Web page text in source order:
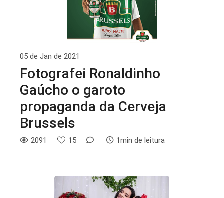
05 de Jan de 2021
Fotografei Ronaldinho
Gaúcho o garoto
propaganda da Cerveja
Brussels
2091 15 1min de leitura